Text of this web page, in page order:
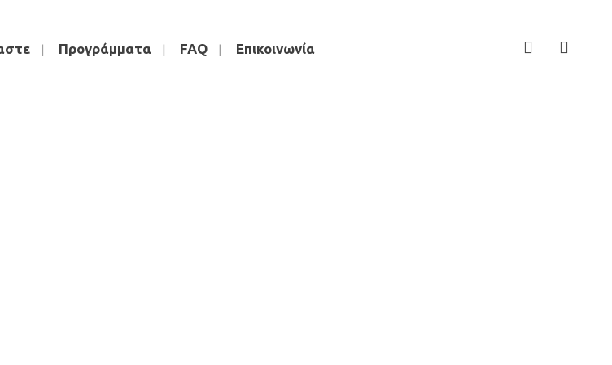
Προγράμματα FAQ Επικοινωνία